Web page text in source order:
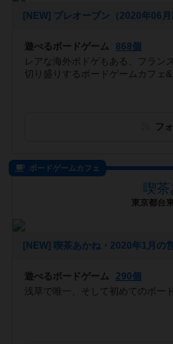
[NEW] プレオープン（2020年06月
遊べるボードゲーム
868個
レアな海外ボドゲもある、フラン
切り盛りするボードゲームカフェ
フ
ボードゲームカフェ
喫茶
東京都台
遊べるボードゲーム
290個
浅草で唯一、そして初めてのボー